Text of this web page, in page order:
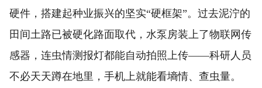
硬件，搭建起种业振兴的坚实“硬框架”。过去泥泞的
田间土路已被硬化路面取代，水泵房装上了物联网传
感器，连虫情测报灯都能自动拍照上传——科研人员
不必天天蹲在地里，手机上就能看墒情、查虫量。